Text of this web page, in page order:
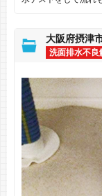
大阪府摂津
洗面排水不良